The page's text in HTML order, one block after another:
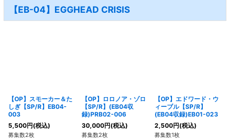
【EB-04】EGGHEAD CRISIS
【OP】スモーカー＆た
しぎ【SP/R】EB04-
003
5,500円(税込)
募集数2枚
【OP】ロロノア・ゾロ
【SP/R】(EB04収
録)PRB02-006
30,000円(税込)
募集数2枚
【OP】エドワード・ウ
ィーブル【SP/R】
(EB04収録)EB01-023
2,500円(税込)
募集数1枚